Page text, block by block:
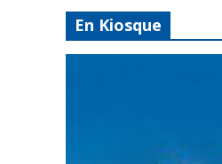
En Kiosque